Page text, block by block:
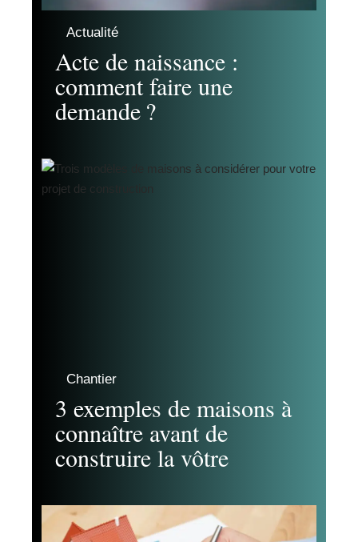
Actualité
Acte de naissance :
comment faire une
demande ?
Chantier
3 exemples de maisons à
connaître avant de
construire la vôtre